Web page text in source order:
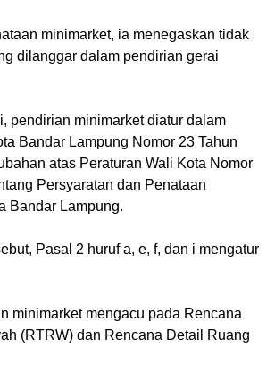
minimarket, ia menegaskan tidak
dilanggar dalam pendirian gerai
pendirian minimarket diatur dalam
Bandar Lampung Nomor 23 Tahun
atas Peraturan Wali Kota Nomor
Persyaratan dan Penataan
Bandar Lampung.
Pasal 2 huruf a, e, f, dan i mengatur
minimarket mengacu pada Rencana
(RTRW) dan Rencana Detail Ruang